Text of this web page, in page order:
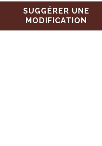
SUGGÉRER UNE
MODIFICATION